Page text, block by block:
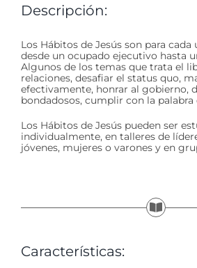
Descripción:
Los Hábitos de Jesús son para
desde un ocupado ejecutivo hasta
Algunos de los temas que trata el
relaciones, desafiar el status quo,
efectivamente, honrar al gobierno,
bondadosos, cumplir con la palabra
Los Hábitos de Jesús pueden ser
individualmente, en talleres de
jóvenes, mujeres o varones y en
Características: